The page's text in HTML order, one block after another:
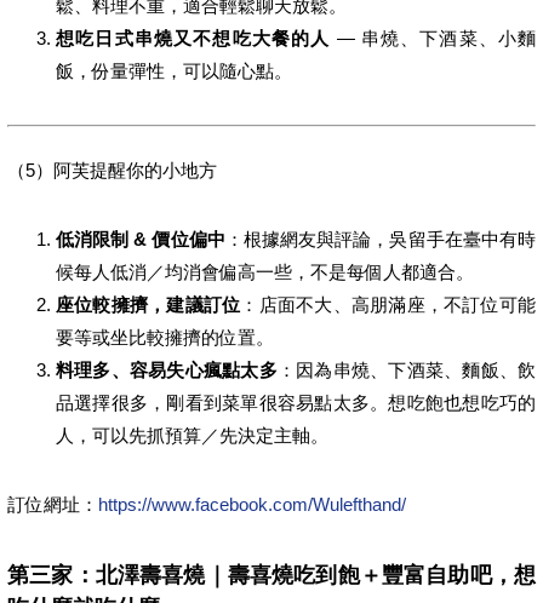
鬆、料理不重，適合輕鬆聊天放鬆。
想吃日式串燒又不想吃大餐的人 — 串燒、下酒菜、小麵
飯，份量彈性，可以隨心點。
（5）阿芙提醒你的小地方
低消限制 & 價位偏中 ：根據網友與評論，吳留手在臺中有時
候每人低消／均消會偏高一些，不是每個人都適合。
座位較擁擠，建議訂位 ：店面不大、高朋滿座，不訂位可能
要等或坐比較擁擠的位置。
料理多、容易失心瘋點太多：因為串燒、下酒菜、麵飯、飲
品選擇很多，剛看到菜單很容易點太多。想吃飽也想吃巧的
人，可以先抓預算／先決定主軸。
訂位網址： https://www.facebook.com/Wulefthand/
第三家：北澤壽喜燒｜壽喜燒吃到飽＋豐富自助吧，想